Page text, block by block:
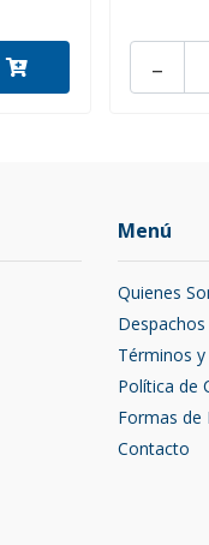
-
Menú
Quienes
Despachos
Términos
Política de
Formas de
Contacto